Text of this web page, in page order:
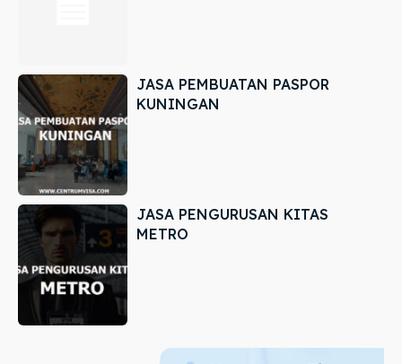
JASA PEMBUATAN PASPOR
KUNINGAN
JASA PENGURUSAN KITAS
METRO